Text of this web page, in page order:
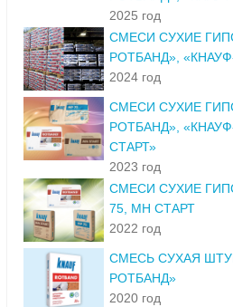
2025 год
СМЕСИ СУХИЕ
РОТБАНД»,
2024 год
СМЕСИ СУХИЕ
РОТБАНД»,
СТАРТ»
2023 год
СМЕСИ СУХИЕ
75, МН СТАРТ
2022 год
СМЕСЬ СУХАЯ
РОТБАНД»
2020 год